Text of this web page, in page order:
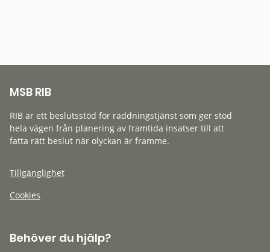
MSB RIB
RIB är ett beslutsstöd för räddningstjänst som ger stöd
hela vägen från planering av framtida insatser till att
fatta rätt beslut när olyckan är framme.
Tillgänglighet
Cookies
Behöver du hjälp?